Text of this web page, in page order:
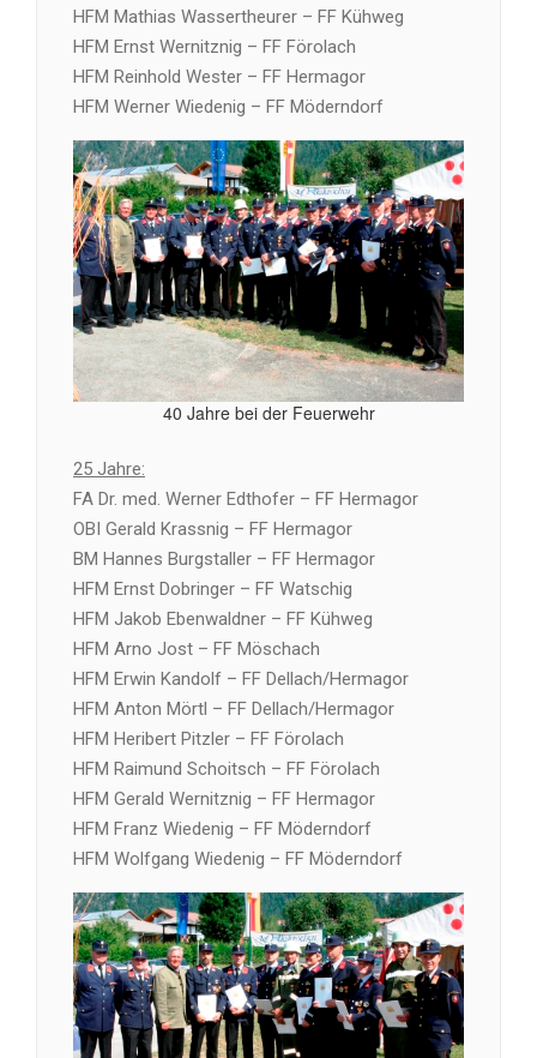
HFM Mathias Wassertheurer – FF Kühweg
HFM Ernst Wernitznig – FF Förolach
HFM Reinhold Wester – FF Hermagor
HFM Werner Wiedenig – FF Möderndorf
40 Jahre bei der Feuerwehr
25 Jahre:
FA Dr. med. Werner Edthofer – FF Hermagor
OBI Gerald Krassnig – FF Hermagor
BM Hannes Burgstaller – FF Hermagor
HFM Ernst Dobringer – FF Watschig
HFM Jakob Ebenwaldner – FF Kühweg
HFM Arno Jost – FF Möschach
HFM Erwin Kandolf – FF Dellach/Hermagor
HFM Anton Mörtl – FF Dellach/Hermagor
HFM Heribert Pitzler – FF Förolach
HFM Raimund Schoitsch – FF Förolach
HFM Gerald Wernitznig – FF Hermagor
HFM Franz Wiedenig – FF Möderndorf
HFM Wolfgang Wiedenig – FF Möderndorf